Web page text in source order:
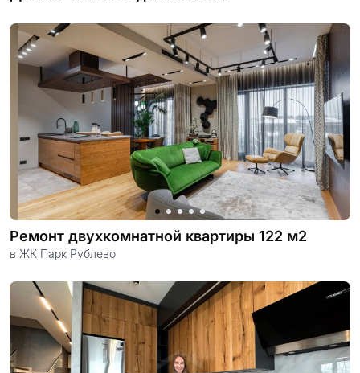
Ремонт двухкомнатной квартиры 122 м2
в ЖК Парк Рублево